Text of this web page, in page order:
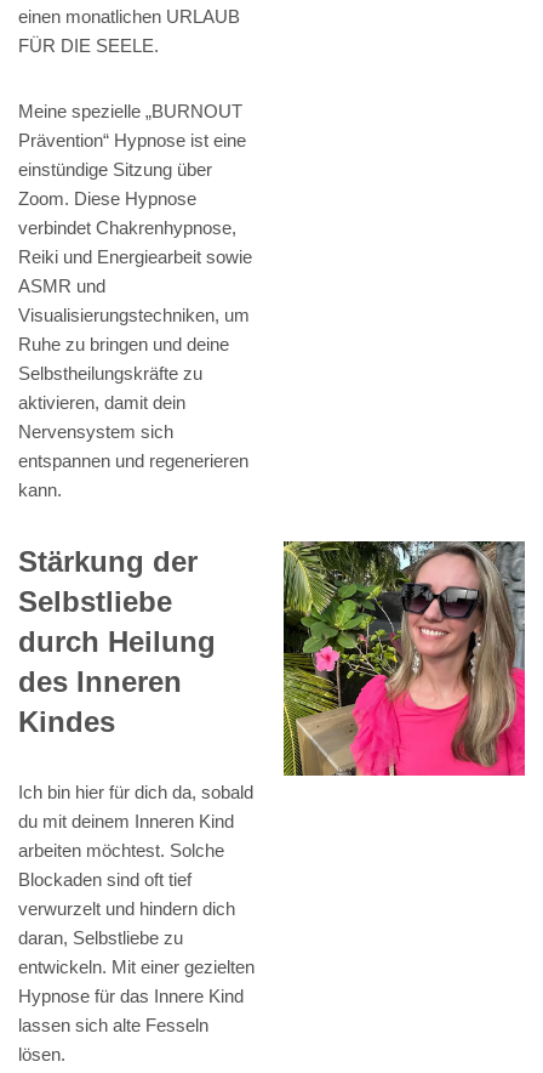
einen monatlichen URLAUB
FÜR DIE SEELE.
Meine spezielle „BURNOUT
Prävention“ Hypnose ist eine
einstündige Sitzung über
Zoom. Diese Hypnose
verbindet Chakrenhypnose,
Reiki und Energiearbeit sowie
ASMR und
Visualisierungstechniken, um
Ruhe zu bringen und deine
Selbstheilungskräfte zu
aktivieren, damit dein
Nervensystem sich
entspannen und regenerieren
kann.
Stärkung der
Selbstliebe
durch Heilung
des Inneren
Kindes
Ich bin hier für dich da, sobald
du mit deinem Inneren Kind
arbeiten möchtest. Solche
Blockaden sind oft tief
verwurzelt und hindern dich
daran, Selbstliebe zu
entwickeln. Mit einer gezielten
Hypnose für das Innere Kind
lassen sich alte Fesseln
lösen.